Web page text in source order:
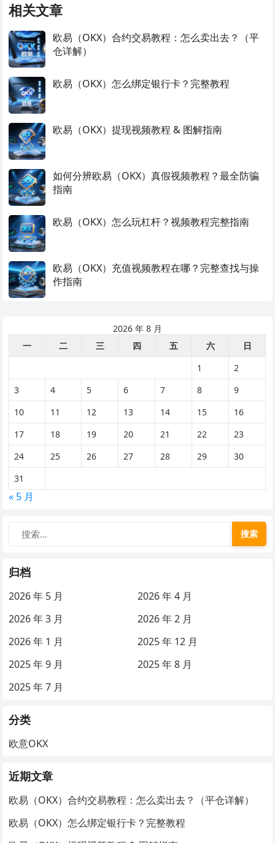
相关文章
欧易（OKX）合约交易教程：怎么卖出去？（平
仓详解）
欧易（OKX）怎么绑定银行卡？完整教程
欧易（OKX）提现视频教程 & 图解指南
如何分辨欧易（OKX）真假视频教程？最全防骗
指南
欧易（OKX）怎么玩杠杆？视频教程完整指南
欧易（OKX）充值视频教程在哪？完整查找与操
作指南
2026 年 8 月
一
二 三 四 五 六
日
1
2
3
4 5 6 7 8
9
10
11 12 13 14 15
16
17
18 19 20 21 22
23
24
25 26 27 28 29
30
31
« 5 月
搜索
归档
2026 年 5 月
2026 年 4 月
2026 年 3 月
2026 年 2 月
2026 年 1 月
2025 年 12 月
2025 年 9 月
2025 年 8 月
2025 年 7 月
分类
欧意OKX
近期文章
欧易（OKX）合约交易教程：怎么卖出去？（平仓详解）
欧易（OKX）怎么绑定银行卡？完整教程